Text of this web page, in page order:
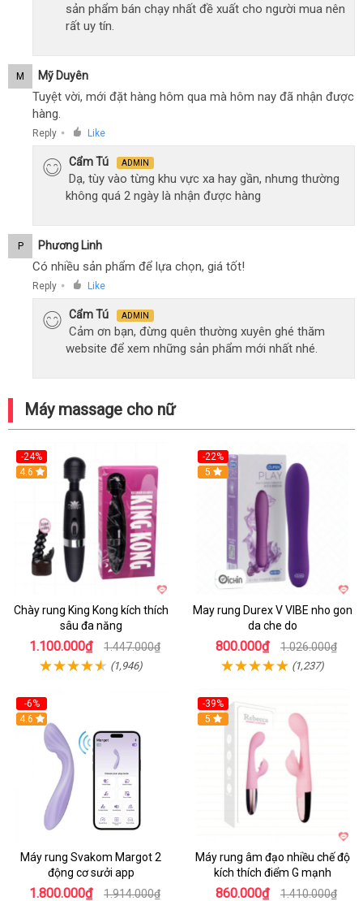
sản phẩm bán chạy nhất đề xuất cho người mua nên
rất uy tín.
M Mỹ Duyên
Tuyệt vời, mới đặt hàng hôm qua mà hôm nay đã nhận được
hàng.
Reply ● Like
Cẩm Tú ADMIN
Dạ, tùy vào từng khu vực xa hay gần, nhưng thường
không quá 2 ngày là nhận được hàng
P Phương Linh
Có nhiều sản phẩm để lựa chọn, giá tốt!
Reply ● Like
Cẩm Tú ADMIN
Cảm ơn bạn, đừng quên thường xuyên ghé thăm
website để xem những sản phẩm mới nhất nhé.
Máy massage cho nữ
-24%
4.6
Chày rung King Kong kích thích
sâu đa năng
1.100.000₫ 1.447.000₫
(1,946)
-22%
Hot
5
May rung Durex V VIBE nho gon
da che do
800.000₫ 1.026.000₫
(1,237)
-6%
4.6
Máy rung Svakom Margot 2
động cơ sưởi app
1.800.000₫ 1.914.000₫
-39%
Hot
5
Máy rung âm đạo nhiều chế độ
kích thích điểm G mạnh
860.000₫ 1.410.000₫